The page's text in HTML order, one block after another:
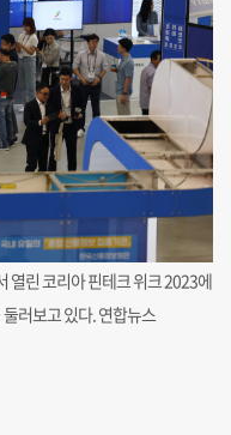
열린 코리아 핀테크 위크 2023에
러보고 있다. 연합뉴스